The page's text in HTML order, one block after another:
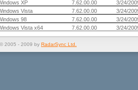
XP
7.62.00.00
3/24/
Vista
7.62.00.00
3/24/
98
7.62.00.00
3/24/
Vista x64
7.62.00.00 3/24/
2005 - 2009 by RadarSync Ltd.